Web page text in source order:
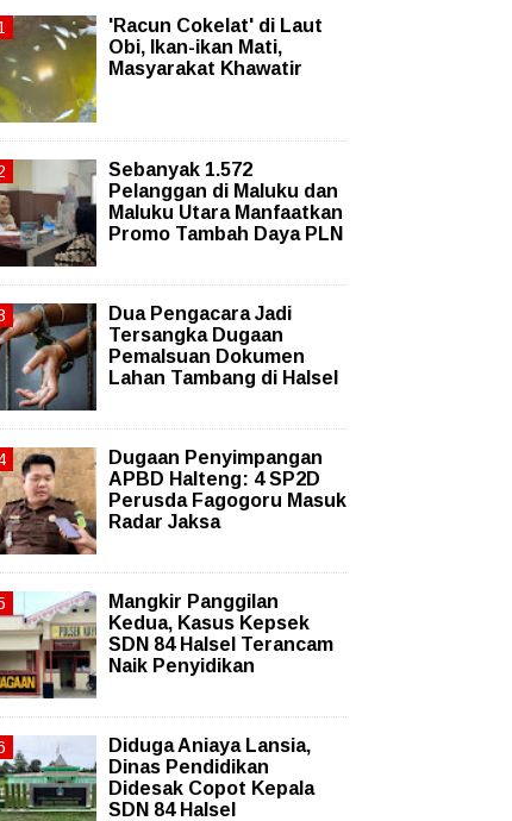
'Racun Cokelat' di Laut
Obi, Ikan-ikan Mati,
Masyarakat Khawatir
Sebanyak 1.572
Pelanggan di Maluku dan
Maluku Utara Manfaatkan
Promo Tambah Daya PLN
Dua Pengacara Jadi
Tersangka Dugaan
Pemalsuan Dokumen
Lahan Tambang di Halsel
Dugaan Penyimpangan
APBD Halteng: 4 SP2D
Perusda Fagogoru Masuk
Radar Jaksa
Mangkir Panggilan
Kedua, Kasus Kepsek
SDN 84 Halsel Terancam
Naik Penyidikan
Diduga Aniaya Lansia,
Dinas Pendidikan
Didesak Copot Kepala
SDN 84 Halsel